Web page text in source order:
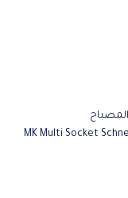
MK Multi Socket